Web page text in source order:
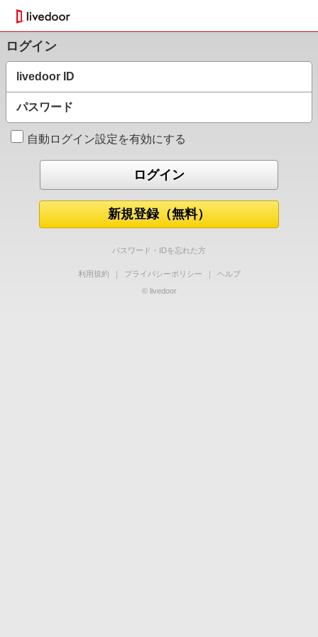
ログイン
livedoor ID
パスワード
自動ログイン設定を有効にする
新規登録（無料）
パスワード・IDを忘れた方
利用規約 ｜ プライバシーポリシー ｜
ヘルプ
© livedoor